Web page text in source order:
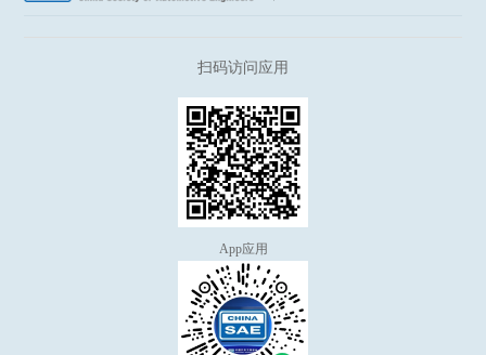
扫码访问应用
App应用